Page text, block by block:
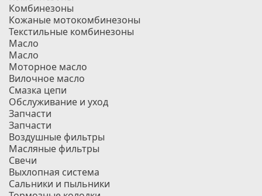
Комбинезоны
Кожаные мотокомбинезоны
Текстильные комбинезоны
Масло
Масло
Моторное масло
Вилочное масло
Смазка цепи
Обслуживание и уход
Запчасти
Запчасти
Воздушные фильтры
Масляные фильтры
Свечи
Выхлопная система
Сальники и пыльники